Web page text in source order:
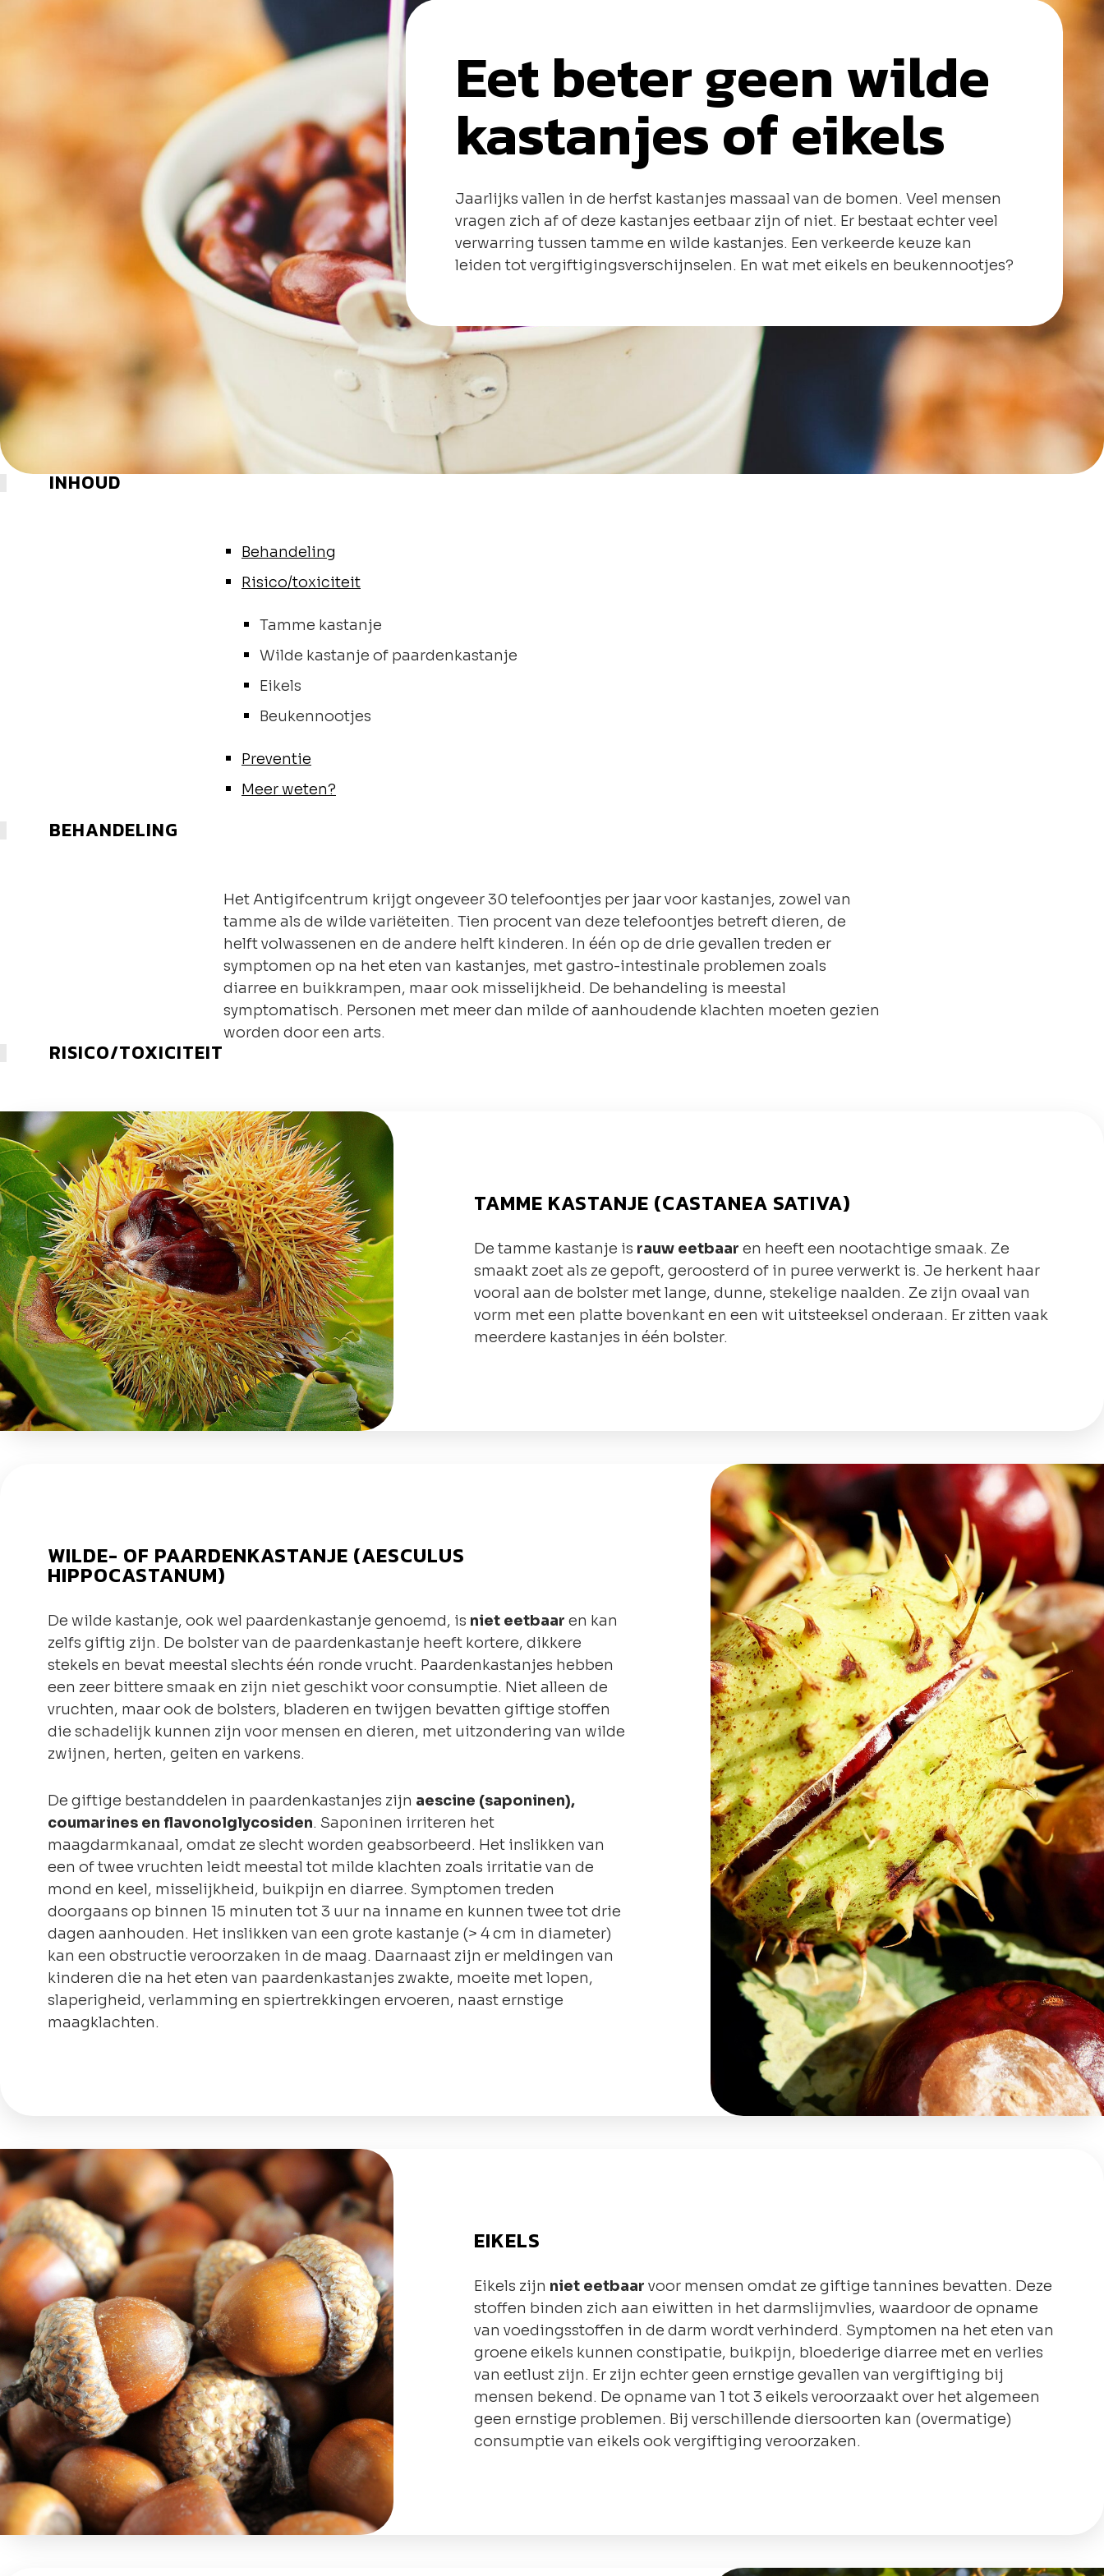
Eet beter geen wilde
kastanjes of eikels
Jaarlijks vallen in de herfst kastanjes massaal van de bomen. Veel mensen
vragen zich af of deze kastanjes eetbaar zijn of niet. Er bestaat echter veel
verwarring tussen tamme en wilde kastanjes. Een verkeerde keuze kan
leiden tot vergiftigingsverschijnselen. En wat met eikels en beukennootjes?
INHOUD
Behandeling
Risico/toxiciteit
Tamme kastanje
Wilde kastanje of paardenkastanje
Eikels
Beukennootjes
Preventie
Meer weten?
BEHANDELING
Het Antigifcentrum krijgt ongeveer 30 telefoontjes per jaar voor kastanjes, zowel van
tamme als de wilde variëteiten. Tien procent van deze telefoontjes betreft dieren, de
helft volwassenen en de andere helft kinderen. In één op de drie gevallen treden er
symptomen op na het eten van kastanjes, met gastro-intestinale problemen zoals
diarree en buikkrampen, maar ook misselijkheid. De behandeling is meestal
symptomatisch. Personen met meer dan milde of aanhoudende klachten moeten gezien
worden door een arts.
RISICO/TOXICITEIT
TAMME KASTANJE (CASTANEA SATIVA)
De tamme kastanje is rauw eetbaar en heeft een nootachtige smaak. Ze
smaakt zoet als ze gepoft, geroosterd of in puree verwerkt is. Je herkent haar
vooral aan de bolster met lange, dunne, stekelige naalden. Ze zijn ovaal van
vorm met een platte bovenkant en een wit uitsteeksel onderaan. Er zitten vaak
meerdere kastanjes in één bolster.
WILDE- OF PAARDENKASTANJE (AESCULUS
HIPPOCASTANUM)
De wilde kastanje, ook wel paardenkastanje genoemd, is niet eetbaar en kan
zelfs giftig zijn. De bolster van de paardenkastanje heeft kortere, dikkere
stekels en bevat meestal slechts één ronde vrucht. Paardenkastanjes hebben
een zeer bittere smaak en zijn niet geschikt voor consumptie. Niet alleen de
vruchten, maar ook de bolsters, bladeren en twijgen bevatten giftige stoffen
die schadelijk kunnen zijn voor mensen en dieren, met uitzondering van wilde
zwijnen, herten, geiten en varkens.
De giftige bestanddelen in paardenkastanjes zijn aescine (saponinen),
coumarines en flavonolglycosiden. Saponinen irriteren het
maagdarmkanaal, omdat ze slecht worden geabsorbeerd. Het inslikken van
een of twee vruchten leidt meestal tot milde klachten zoals irritatie van de
mond en keel, misselijkheid, buikpijn en diarree. Symptomen treden
doorgaans op binnen 15 minuten tot 3 uur na inname en kunnen twee tot drie
dagen aanhouden. Het inslikken van een grote kastanje (> 4 cm in diameter)
kan een obstructie veroorzaken in de maag. Daarnaast zijn er meldingen van
kinderen die na het eten van paardenkastanjes zwakte, moeite met lopen,
slaperigheid, verlamming en spiertrekkingen ervoeren, naast ernstige
maagklachten.
EIKELS
Eikels zijn niet eetbaar voor mensen omdat ze giftige tannines bevatten. Deze
stoffen binden zich aan eiwitten in het darmslijmvlies, waardoor de opname
van voedingsstoffen in de darm wordt verhinderd. Symptomen na het eten van
groene eikels kunnen constipatie, buikpijn, bloederige diarree met en verlies
van eetlust zijn. Er zijn echter geen ernstige gevallen van vergiftiging bij
mensen bekend. De opname van 1 tot 3 eikels veroorzaakt over het algemeen
geen ernstige problemen. Bij verschillende diersoorten kan (overmatige)
consumptie van eikels ook vergiftiging veroorzaken.